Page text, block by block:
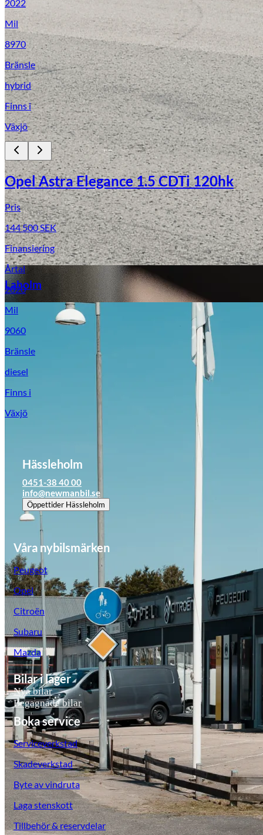
Laga stenskott
Laholm
2022
Mil
8970
Bränsle
hybrid
Finns i
Växjö
Opel Astra Elegance 1.5 CDTi 120hk
Pris
144 500SEK
Finansiering
Årtal
2020
Mil
9060
Bränsle
diesel
Finns i
Växjö
Hässleholm
0451-38 40 00
info@newmanbil.se
Öppettider Hässleholm
Våra nybilsmärken
Peugeot
Opel
Citroën
Subaru
Mazda
Bilar i lager
Nya bilar
Begagnade bilar
Boka service
Serviceverkstad
Skadeverkstad
Byte av vindruta
Laga stenskott
Tillbehör & reservdelar